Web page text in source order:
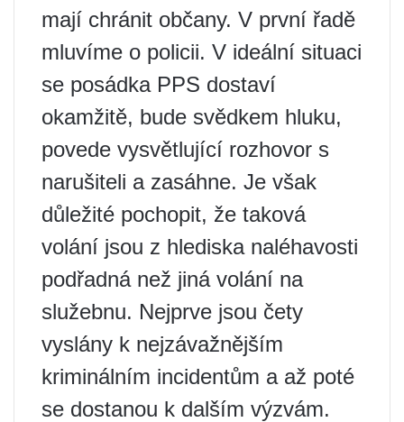
mají chránit občany. V první řadě
mluvíme o policii. V ideální situaci
se posádka PPS dostaví
okamžitě, bude svědkem hluku,
povede vysvětlující rozhovor s
narušiteli a zasáhne. Je však
důležité pochopit, že taková
volání jsou z hlediska naléhavosti
podřadná než jiná volání na
služebnu. Nejprve jsou čety
vyslány k nejzávažnějším
kriminálním incidentům a až poté
se dostanou k dalším výzvám.